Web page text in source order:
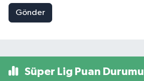
Gönder
Süper Lig Puan Durumu